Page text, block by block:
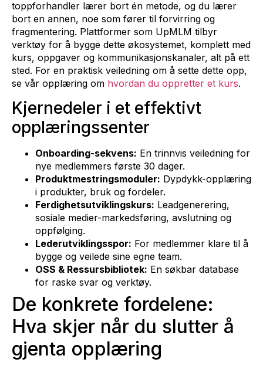
toppforhandler lærer bort én metode, og du lærer
bort en annen, noe som fører til forvirring og
fragmentering. Plattformer som UpMLM tilbyr
verktøy for å bygge dette økosystemet, komplett med
kurs, oppgaver og kommunikasjonskanaler, alt på ett
sted. For en praktisk veiledning om å sette dette opp,
se vår opplæring om hvordan du oppretter et kurs.
Kjernedeler i et effektivt
opplæringssenter
Onboarding-sekvens: En trinnvis veiledning for
nye medlemmers første 30 dager.
Produktmestringsmoduler: Dypdykk-opplæring
i produkter, bruk og fordeler.
Ferdighetsutviklingskurs: Leadgenerering,
sosiale medier-markedsføring, avslutning og
oppfølging.
Lederutviklingsspor: For medlemmer klare til å
bygge og veilede sine egne team.
OSS & Ressursbibliotek: En søkbar database
for raske svar og verktøy.
De konkrete fordelene:
Hva skjer når du slutter å
gjenta opplæring